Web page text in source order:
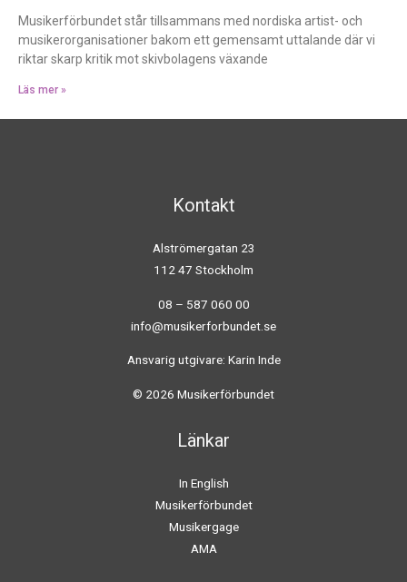
Musikerförbundet står tillsammans med nordiska artist- och
musikerorganisationer bakom ett gemensamt uttalande där vi
riktar skarp kritik mot skivbolagens växande
Läs mer »
Kontakt
Alströmergatan 23
112 47 Stockholm
08 – 587 060 00
info@musikerforbundet.se
Ansvarig utgivare: Karin Inde
© 2026 Musikerförbundet
Länkar
In English
Musikerförbundet
Musikergage
AMA